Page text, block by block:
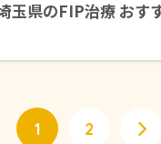
玉県のFIP治療 おす
1 2